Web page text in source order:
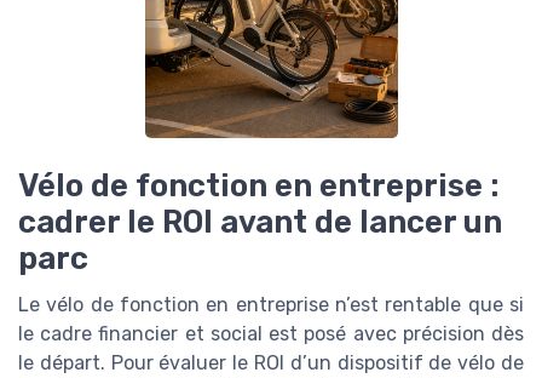
Vélo de fonction en entreprise :
cadrer le ROI avant de lancer un
parc
Le vélo de fonction en entreprise n’est rentable que si
le cadre financier et social est posé avec précision dès
le départ. Pour évaluer le ROI d’un dispositif de vélo de